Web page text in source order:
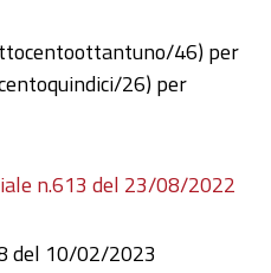
46) per
26) per
n.613 del 23/08/2022
del 10/02/2023